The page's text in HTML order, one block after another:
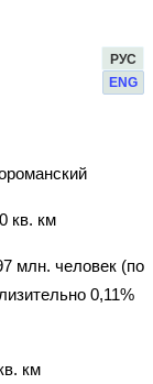
РУС
ENG
кв. км
млн. человек (по
0,11%
км